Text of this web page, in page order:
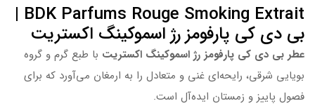
BDK Parfums Rouge Smoking Extrait |
بی دی کی پارفومز رژ اسموکینگ اکستریت
عطر بی دی کی پارفومز رژ اسموکینگ اکستریت با طبع گرم و گروه
بویایی شرقی، رایحه‌ای غنی و متعادل را به ارمغان می‌آورد که برای
فصول پاییز و زمستان ایده‌آل است.